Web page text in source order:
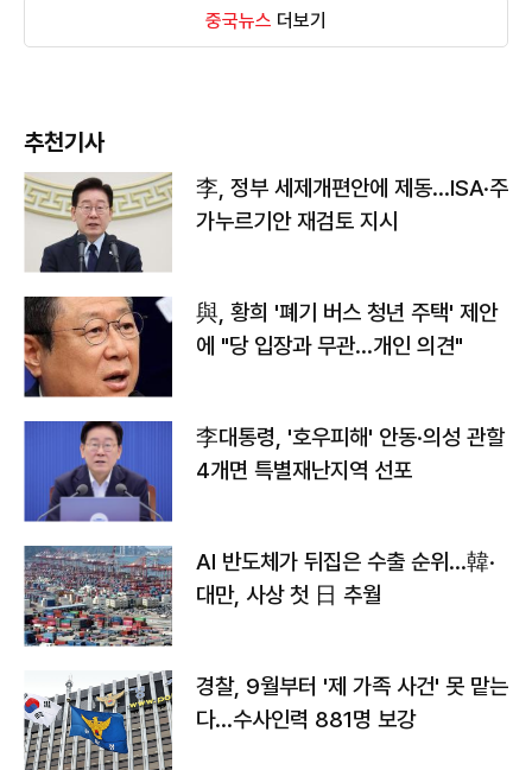
중국뉴스 더보기
추천기사
李, 정부 세제개편안에 제동…ISA·주
가누르기안 재검토 지시
與, 황희 '폐기 버스 청년 주택' 제안
에 "당 입장과 무관…개인 의견"
李대통령, '호우피해' 안동·의성 관할
4개면 특별재난지역 선포
AI 반도체가 뒤집은 수출 순위…韓·
대만, 사상 첫 日 추월
경찰, 9월부터 '제 가족 사건' 못 맡는
다…수사인력 881명 보강